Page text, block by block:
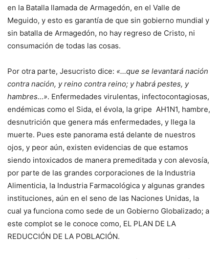
en la Batalla llamada de Armagedón, en el Valle de
Meguido, y esto es garantía de que sin gobierno mundial y
sin batalla de Armagedón, no hay regreso de Cristo, ni
consumación de todas las cosas.
Por otra parte, Jesucristo dice: «…que se levantará nación
contra nación, y reino contra reino; y habrá pestes, y
hambres…». Enfermedades virulentas, infectocontagiosas,
endémicas como el Sida, el évola, la gripe AH1N1, hambre,
desnutrición que genera más enfermedades, y llega la
muerte. Pues este panorama está delante de nuestros
ojos, y peor aún, existen evidencias de que estamos
siendo intoxicados de manera premeditada y con alevosía,
por parte de las grandes corporaciones de la Industria
Alimenticia, la Industria Farmacológica y algunas grandes
instituciones, aún en el seno de las Naciones Unidas, la
cual ya funciona como sede de un Gobierno Globalizado; a
este complot se le conoce como, EL PLAN DE LA
REDUCCIÓN DE LA POBLACIÓN.